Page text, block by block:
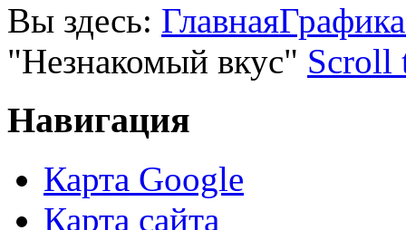
Вы здесь: ГлавнаяГрафика
"Незнакомый вкус" Scroll
Навигация
Карта Google
Карта сайта